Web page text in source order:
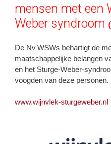
mensen met een
Weber syndroom
De Nv WSWs behartigt de
maatschappelijke belangen
en het Sturge-Weber-
voogden van deze personen.
www.wijnvlek-sturgeweber.nl